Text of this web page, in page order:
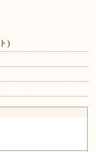
)